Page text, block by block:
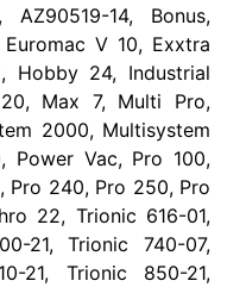
14, Bonus,
V 10, Exxtra
Hobby 24, Industrial
Max 7, Multi Pro,
2000, Multisystem
Power Vac, Pro 100,
Pro 240, Pro 250, Pro
22, Trionic 616-01,
21, Trionic 740-07,
21, Trionic 850-21,